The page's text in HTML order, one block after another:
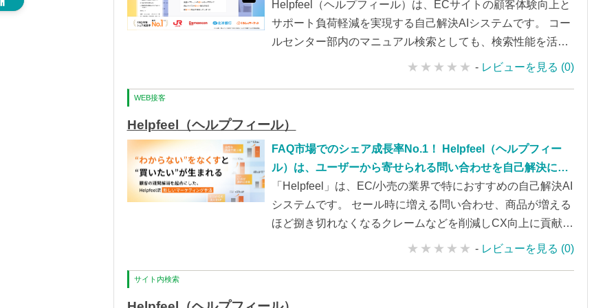
時に増える問い合わせ、商品が増えるほど捌き切れなくなる
クレームなどを圧倒的に削減！ 顧客向けにも、コールセンタ
ー部門内でも、ナレッジのAI検索でサポートの負荷軽減に有
Helpfeel（ヘルプフィール）は、ECサイトの顧客体験向上と
サポート負荷軽減を実現する自己解決AIシステムです。 コー
ルセンター部内のマニュアル検索としても、検索性能を活用
- レビューを見る (0)
WEB接客
Helpfeel（ヘルプフィール）
FAQ市場でのシェア成長率No.1！ Helpfeel（ヘルプフィー
ル）は、ユーザーから寄せられる問い合わせを自己解決によ
って削減し、お問い合わせ対応の負荷軽減やCX向上、離脱防
止を実現する自己解決型AI検索システムです。
「Helpfeel」は、EC/小売の業界で特におすすめの自己解決AI
システムです。 セール時に増える問い合わせ、商品が増える
ほど捌き切れなくなるクレームなどを削減しCX向上に貢献し
- レビューを見る (0)
サイト内検索